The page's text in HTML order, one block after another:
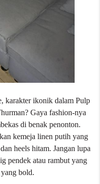
karakter ikonik dalam Pulp
Gaya fashion-nya
di benak penonton.
kemeja linen putih yang
heels hitam. Jangan lupa
pendek atau rambut yang
bold.